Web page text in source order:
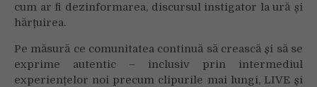
cum ar fi dezinformarea, discursul instigator la ură și
hărțuirea.
Pe măsură ce comunitatea continuă să crească și să se
exprime autentic – inclusiv prin intermediul
experiențelor noi precum clipurile mai lungi, LIVE și